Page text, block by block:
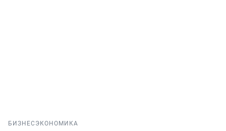
БИЗНЕС ЭКОНОМИКА